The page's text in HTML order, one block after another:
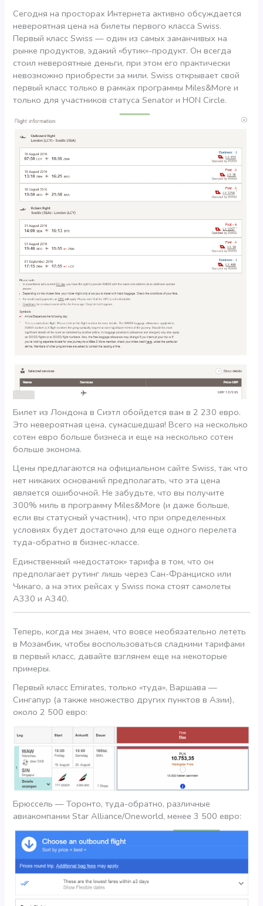
Сегодня на просторах Интернета активно обсуждается
невероятная цена на билеты первого класcа Swiss.
Первый класс Swiss — один из самых заманчивых на
рынке продуктов, эдакий «бутик»-продукт. Он всегда
стоил невероятные деньги, при этом его практически
невозможно приобрести за мили. Swiss открывает свой
первый класс только в рамках программы Miles&More и
только для участников статуса Senator и HON Circle.
Билет из Лондона в Сиэтл обойдется вам в 2 230 евро.
Это невероятная цена, сумасшедшая! Всего на несколько
сотен евро больше бизнеса и еще на несколько сотен
больше эконома.
Цены предлагаются на официальном сайте Swiss, так что
нет никаких оснований предполагать, что эта цена
является ошибочной. Не забудьте, что вы получите
300% миль в программу Miles&More (и даже больше,
если вы статусный участник), что при определенных
условиях будет достаточно для еще одного перелета
туда-обратно в бизнес-классе.
Единственный «недостаток» тарифа в том, что он
предполагает рутинг лишь через Сан-Франциско или
Чикаго, а на этих рейсах у Swiss пока стоят самолеты
A330 и A340.
Теперь, когда мы знаем, что вовсе необязательно лететь
в Мозамбик, чтобы воспользоваться сладкими тарифами
в первый класс, давайте взглянем еще на некоторые
примеры.
Первый класс Emirates, только «туда», Варшава —
Сингапур (а также множество других пунктов в Азии),
около 2 500 евро:
Брюссель — Торонто, туда-обратно, различные
авиакомпании Star Alliance/Oneworld, менее 3 500 евро: